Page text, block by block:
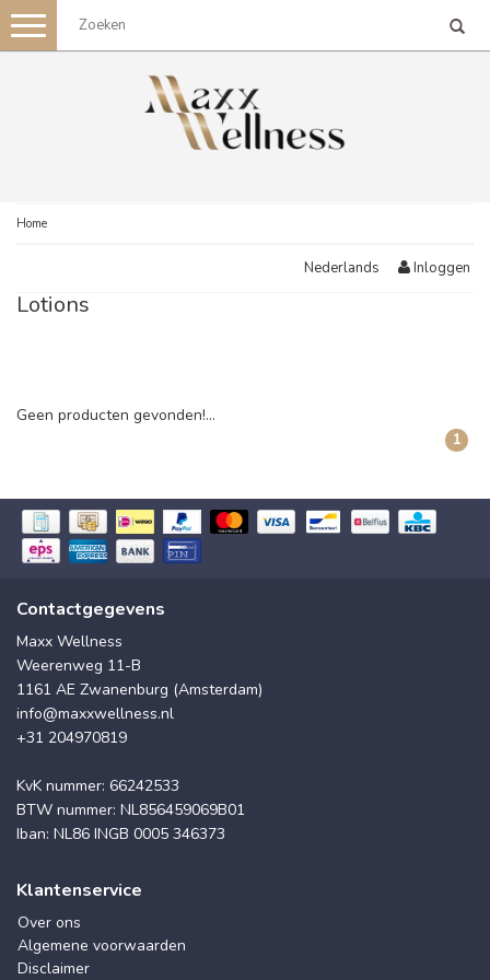
Toggle
navigation
Home
Nederlands Inloggen
Lotions
Geen producten gevonden!...
1
Contactgegevens
Maxx Wellness
Weerenweg 11-B
1161 AE Zwanenburg (Amsterdam)
info@maxxwellness.nl
+31 204970819
KvK nummer: 66242533
BTW nummer: NL856459069B01
Iban: NL86 INGB 0005 346373
Klantenservice
Over ons
Algemene voorwaarden
Disclaimer